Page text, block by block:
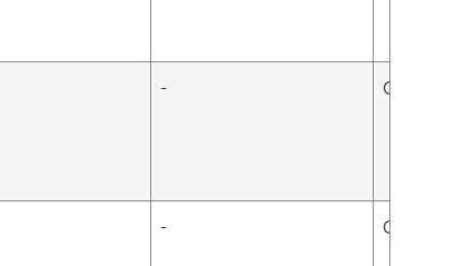
- Cavilon™
- Cavilon™